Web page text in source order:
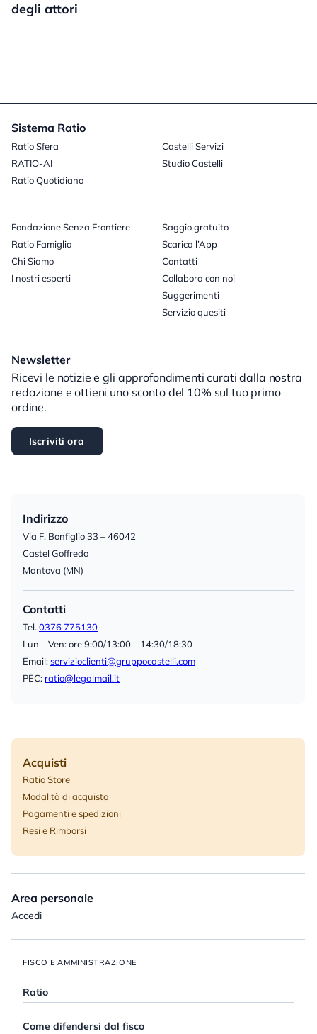
degli attori
Sistema Ratio
Ratio Sfera
RATIO-AI
Ratio Quotidiano
Castelli Servizi
Studio Castelli
Fondazione Senza Frontiere
Ratio Famiglia
Chi Siamo
I nostri esperti
Saggio gratuito
Scarica l’App
Contatti
Collabora con noi
Suggerimenti
Servizio quesiti
Newsletter
Ricevi le notizie e gli approfondimenti curati dalla nostra
redazione e ottieni uno sconto del 10% sul tuo primo
ordine.
Iscriviti ora
Indirizzo
Via F. Bonfiglio 33 – 46042
Castel Goffredo
Mantova (MN)
Contatti
Tel. 0376 775130
Lun – Ven: ore 9:00/13:00 – 14:30/18:30
Email:servizioclienti@gruppocastelli.com
PEC: ratio@legalmail.it
Acquisti
Ratio Store
Modalità di acquisto
Pagamenti e spedizioni
Resi e Rimborsi
Area personale
Accedi
FISCO E AMMINISTRAZIONE
Ratio
Come difendersi dal fisco